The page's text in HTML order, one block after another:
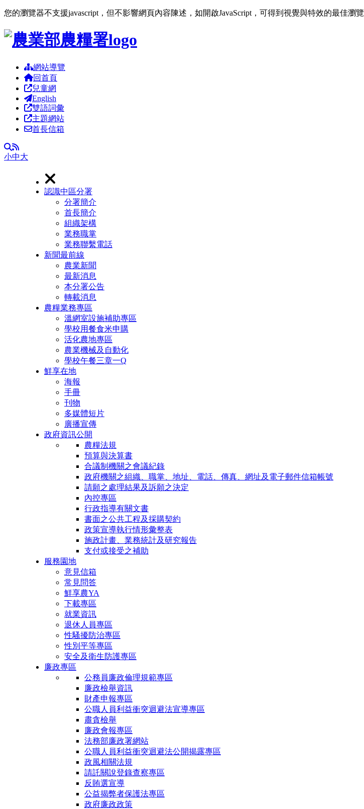
您的瀏覽器不支援javascript，但不影響網頁內容陳述，如開啟JavaScript，可得到視覺與特效的最佳瀏覽
跳到主要內容區塊
網站導覽
回首頁
兒童網
English
雙語詞彙
主題網站
首長信箱
全文檢索
RSS
小中大
認識中區分署
分署簡介
首長簡介
組織架構
業務職掌
業務聯繫電話
新聞最前線
農業新聞
最新消息
本分署公告
轉載消息
農糧業務專區
溫網室設施補助專區
學校用餐食米申購
活化農地專區
農業機械及自動化
學校午餐三章一Q
鮮享在地
海報
手冊
刊物
多媒體短片
廣播宣傳
政府資訊公開
農糧法規
預算與決算書
合議制機關之會議紀錄
政府機關之組織、職掌、地址、電話、傳真、網址及電子郵件信箱帳號
請願之處理結果及訴願之決定
內控專區
行政指導有關文書
書面之公共工程及採購契約
政策宣導執行情形彙整表
施政計畫、業務統計及研究報告
支付或接受之補助
服務園地
意見信箱
常見問答
鮮享農YA
下載專區
就業資訊
退休人員專區
性騷擾防治專區
性別平等專區
安全及衛生防護專區
廉政專區
公務員廉政倫理規範專區
廉政檢舉資訊
財產申報專區
公職人員利益衝突迴避法宣導專區
肅貪檢舉
廉政會報專區
法務部廉政署網站
公職人員利益衝突迴避法公開揭露專區
政風相關法規
請託關說登錄查察專區
反賄選宣導
公益揭弊者保護法專區
政府廉政政策